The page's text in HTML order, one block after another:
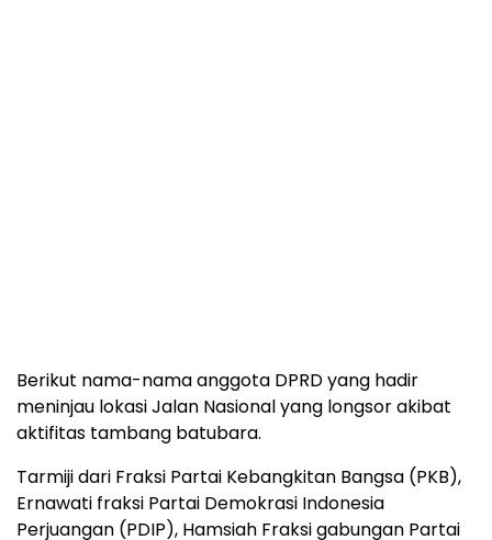
Berikut nama-nama anggota DPRD yang hadir
meninjau lokasi Jalan Nasional yang longsor akibat
aktifitas tambang batubara.
Tarmiji dari Fraksi Partai Kebangkitan Bangsa (PKB),
Ernawati fraksi Partai Demokrasi Indonesia
Perjuangan (PDIP), Hamsiah Fraksi gabungan Partai